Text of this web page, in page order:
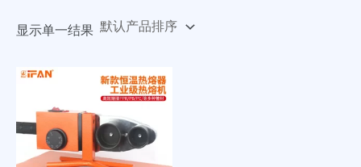
显示单一结果